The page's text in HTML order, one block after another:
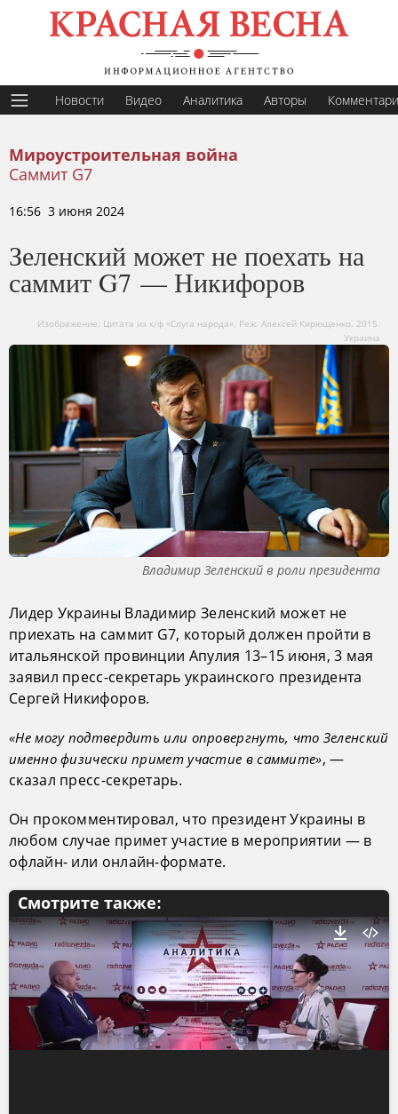
Новости Видео Аналитика Авторы
Мироустроительная война
Саммит G7
16:56 3 июня 2024
Зеленский может не поехать на
саммит G7 — Никифоров
Изображение: Цитата из к/ф «Слуга народа». Реж. Алексей Кирющенко. 2015.
Украина
Владимир Зеленский в роли президента
Лидер Украины Владимир Зеленский может не
приехать на саммит G7, который должен пройти в
итальянской провинции Апулия 13–15 июня, 3 мая
заявил пресс-секретарь украинского президента
Сергей Никифоров.
«Не могу подтвердить или опровергнуть, что Зеленский
именно физически примет участие в саммите», —
сказал пресс-секретарь.
Он прокомментировал, что президент Украины в
любом случае примет участие в мероприятии — в
офлайн- или онлайн-формате.
Смотрите также: